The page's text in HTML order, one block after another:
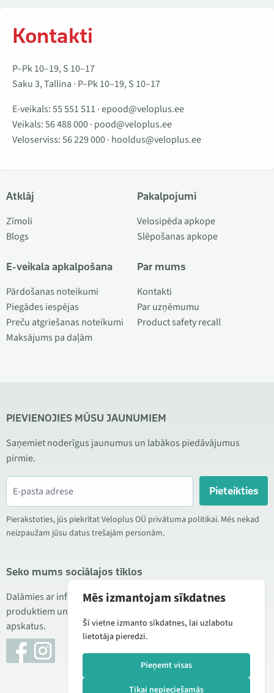
Kontakti
P–Pk 10–19, S 10–17
Saku 3, Tallina · P–Pk 10–19, S 10–17
E-veikals:55 551 511 ·epood@veloplus.ee
Veikals:56 488 000· pood@veloplus.ee
Veloserviss:56 229 000· hooldus@veloplus.ee
Atklāj
Zīmoli
Blogs
E-veikala apkalpošana
Pārdošanas noteikumi
Piegādes iespējas
Preču atgriešanas noteikumi
Maksājums pa daļām
Pakalpojumi
Velosipēda apkope
Slēpošanas apkope
Par mums
Kontakti
Par uzņēmumu
Product safety recall
PIEVIENOJIES MŪSU JAUNUMIEM
Saņemiet noderīgus jaunumus un labākos piedāvājumus
pirmie.
Pieteikties
Pierakstoties, jūs piekrītat Veloplus OÜ privātuma politikai. Mēs nekad
neizpaužam jūsu datus trešajām personām.
Seko mums sociālajos tīklos
Dalāmies ar informāciju par izdevīgām akcijām, jauniem
produktiem un servisu. Reizēm publicējam arī produktu
apskatus.
Mēs izmantojam sīkdatnes
Šī vietne izmanto sīkdatnes, lai uzlabotu
lietotāja pieredzi.
Pieņemt visas
Tikai nepieciešamās